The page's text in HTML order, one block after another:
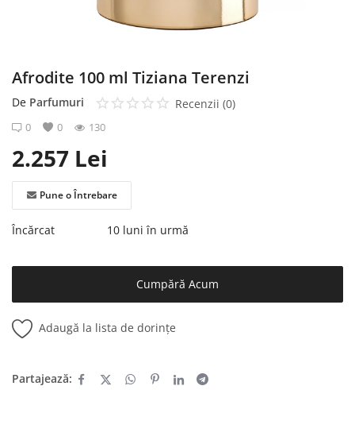
Afrodite 100 ml Tiziana Terenzi
De Parfumuri Recenzii (0)
0 0 130
2.257 Lei
Pune o Întrebare
Încărcat 10 luni în urmă
Cumpără Acum
Adaugă la lista de dorințe
Partajează: